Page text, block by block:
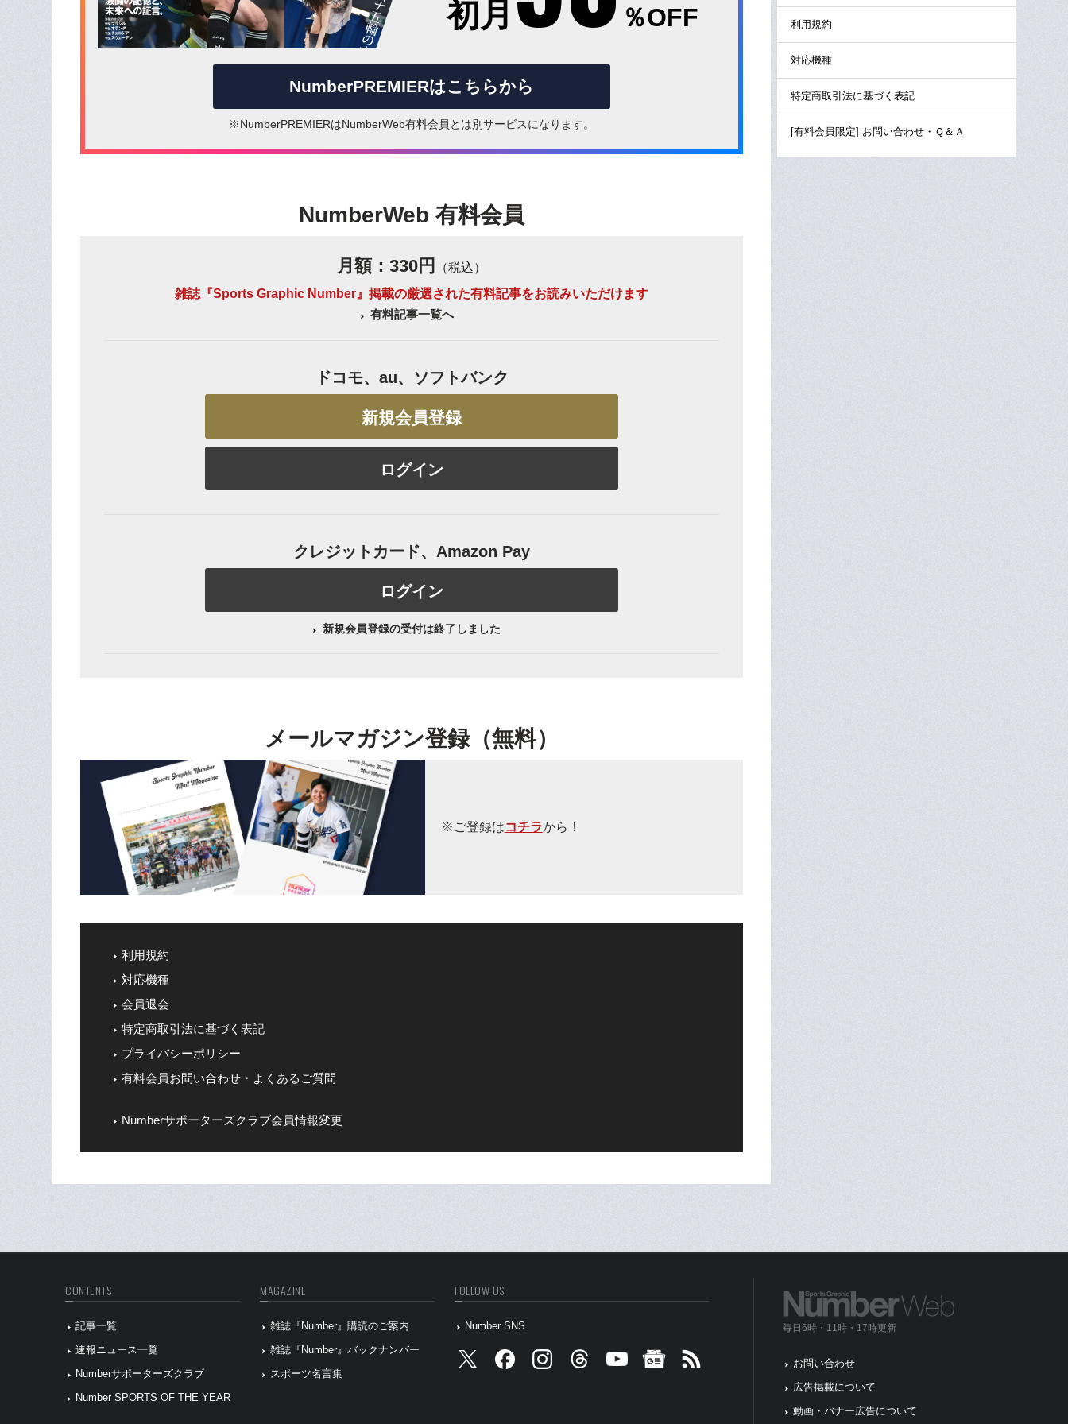
初月 ％OFF
NumberPREMIERはこちらから
※NumberPREMIERはNumberWeb有料会員とは別サービスになります。
NumberWeb 有料会員
月額：330円
（税込）
雑誌『Sports Graphic Number』掲載の厳選された有料記事をお読みいただけます
有料記事一覧へ
ドコモ、au、ソフトバンク
新規会員登録
ログイン
クレジットカード、Amazon Pay
ログイン
新規会員登録の受付は終了しました
メールマガジン登録（無料）
※ご登録はコチラから！
利用規約
対応機種
会員退会
特定商取引法に基づく表記
プライバシーポリシー
有料会員お問い合わせ・よくあるご質問
Numberサポーターズクラブ会員情報変更
利用規約
対応機種
特定商取引法に基づく表記
[有料会員限定] お問い合わせ・Ｑ＆Ａ
CONTENTS
記事一覧
速報ニュース一覧
Numberサポーターズクラブ
Number SPORTS OF THE YEAR
MAGAZINE
雑誌『Number』購読のご案内
雑誌『Number』バックナンバー
スポーツ名言集
FOLLOW US
Number SNS 毎日6時・11時・17時更新
お問い合わせ
広告掲載について
動画・バナー広告について